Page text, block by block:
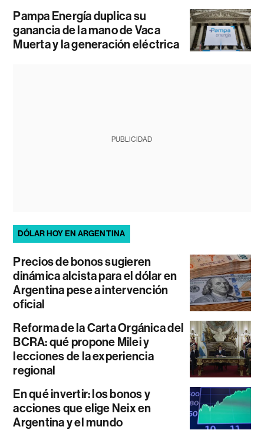
Pampa Energía duplica su
ganancia de la mano de Vaca
Muerta y la generación eléctrica
PUBLICIDAD
DÓLAR HOY EN ARGENTINA
Precios de bonos sugieren
dinámica alcista para el dólar en
Argentina pese a intervención
oficial
Reforma de la Carta Orgánica del
BCRA: qué propone Milei y
lecciones de la experiencia
regional
En qué invertir: los bonos y
acciones que elige Neix en
Argentina y el mundo